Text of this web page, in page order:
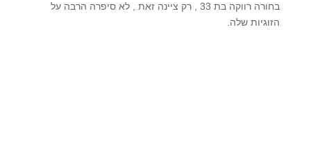
בחורה רווקה בת 33 , רק ציינה זאת , לא סיפרה הרבה על
הזוגיות שלה.